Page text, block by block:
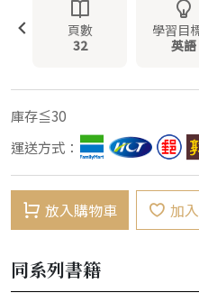
頁數
32
學習目
英語
庫存≦30
運送方式：
放入購物車 加
同系列書籍